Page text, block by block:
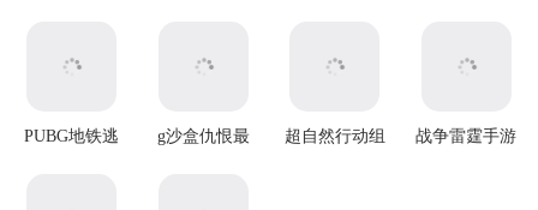
PUBG地铁逃
g沙盒仇恨最
超自然行动组
战争雷霆手游